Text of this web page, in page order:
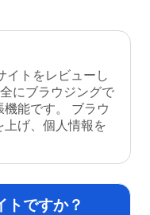
イトをレビューし
にブラウジングで
能です。 ブラウ
げ、個人情報を
トですか？